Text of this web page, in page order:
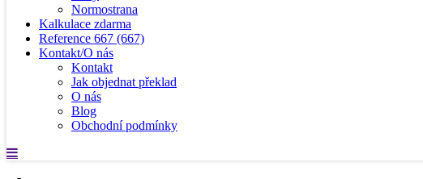
Normostrana
Kalkulace zdarma
Reference 667 (667)
Kontakt/O nás
Kontakt
Jak objednat překlad
O nás
Blog
Obchodní podmínky